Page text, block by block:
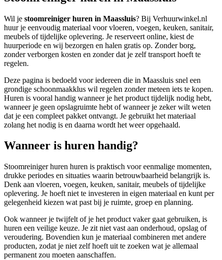
Wil je stoomreiniger huren in Maassluis? Bij Verhuurwinkel.nl
huur je eenvoudig materiaal voor vloeren, voegen, keuken, sanitair,
meubels of tijdelijke oplevering. Je reserveert online, kiest de
huurperiode en wij bezorgen en halen gratis op. Zonder borg,
zonder verborgen kosten en zonder dat je zelf transport hoeft te
regelen.
Deze pagina is bedoeld voor iedereen die in Maassluis snel een
grondige schoonmaakklus wil regelen zonder meteen iets te kopen.
Huren is vooral handig wanneer je het product tijdelijk nodig hebt,
wanneer je geen opslagruimte hebt of wanneer je zeker wilt weten
dat je een compleet pakket ontvangt. Je gebruikt het materiaal
zolang het nodig is en daarna wordt het weer opgehaald.
Wanneer is huren handig?
Stoomreiniger huren huren is praktisch voor eenmalige momenten,
drukke periodes en situaties waarin betrouwbaarheid belangrijk is.
Denk aan vloeren, voegen, keuken, sanitair, meubels of tijdelijke
oplevering. Je hoeft niet te investeren in eigen materiaal en kunt per
gelegenheid kiezen wat past bij je ruimte, groep en planning.
Ook wanneer je twijfelt of je het product vaker gaat gebruiken, is
huren een veilige keuze. Je zit niet vast aan onderhoud, opslag of
veroudering. Bovendien kun je materiaal combineren met andere
producten, zodat je niet zelf hoeft uit te zoeken wat je allemaal
permanent zou moeten aanschaffen.